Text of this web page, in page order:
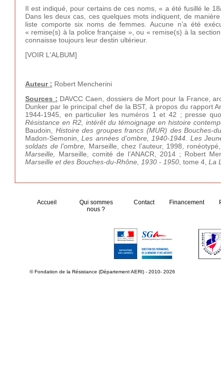
Il est indiqué, pour certains de ces noms, « a été fusillé le
Dans les deux cas, ces quelques mots indiquent, de
liste comporte six noms de femmes. Aucune n’a été
« remise(s) à la police française », ou « remise(s) à la
connaisse toujours leur destin ultérieur.
[VOIR L'ALBUM]
Auteur : Robert Mencherini
Sources : DAVCC Caen, dossiers de Mort pour la France,
Dunker par le principal chef de la BST, à propos du rapport
1944-1945, en particulier les numéros 1 et 42 ; presse
Résistance en R2, intérêt du témoignage en histoire
Baudoin, Histoire des groupes francs (MUR) des Bouches-
Madon-Semonin,Les années d’ombre, 1940-1944. Les
soldats de l’ombre, Marseille, chez l’auteur, 1998,
Marseille, Marseille, comité de l’ANACR, 2014 ; Robert
Marseille et des Bouches-du-Rhône, 1930 - 1950 , tome 4, La
Accueil
Qui sommes
nous ?
Contact Financement
© Fondation de la Résistance (Département AERI) - 2010- 2026